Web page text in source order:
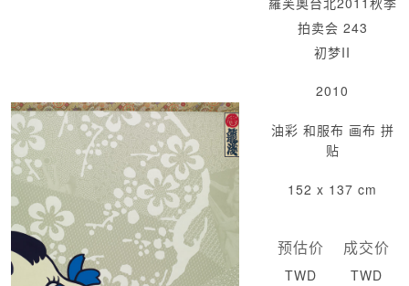
拍卖会 243
初梦II
2010
油彩 和服布 画布 拼
贴
152 x 137 cm
预估价
TWD
成交价
TWD